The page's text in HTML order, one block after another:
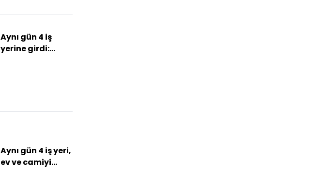
Aynı gün 4 iş
yerine girdi:
Aynı gün 4 iş yeri,
ev ve camiyi